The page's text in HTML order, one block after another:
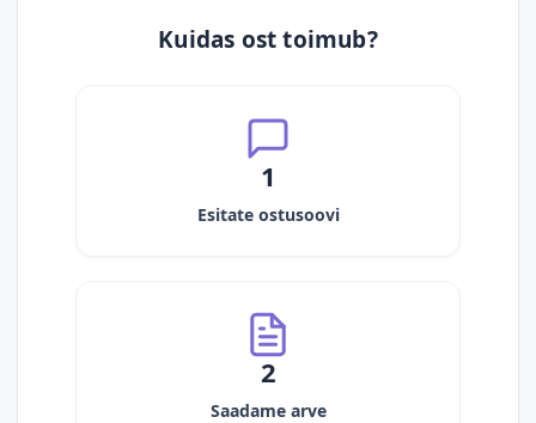
Kuidas ost toimub?
1
Esitate ostusoovi
2
Saadame arve